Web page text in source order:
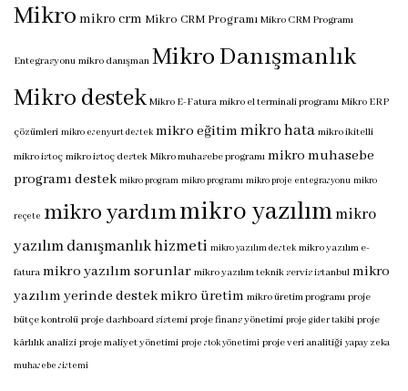
Mikro mikro crm Mikro CRM Programı Mikro CRM Programı
Entegrasyonu mikro danışman Mikro Danışmanlık
Mikro destek Mikro E-Fatura mikro el terminali programı Mikro ERP
çözümleri mikro esenyurt destek mikro eğitimmikro hata mikro ikitelli
mikro istoç mikro istoç destek Mikro muhasebe programı mikro muhasebe
programı destek mikro program mikro programı mikro proje entegrasyonu mikro
reçete mikro yardımmikro yazılımmikro
yazılım danışmanlık hizmeti mikro yazılım destek mikro yazılım e-
fatura mikro yazılım sorunlar mikro yazılım teknik servis istanbul mikro
yazılım yerinde destekmikro üretim mikro üretim programı proje
bütçe kontrolü proje dashboard sistemi proje finans yönetimi proje gider takibi proje
kârlılık analizi proje maliyet yönetimi proje stok yönetimi proje veri analitiği yapay zeka
muhasebe sistemi